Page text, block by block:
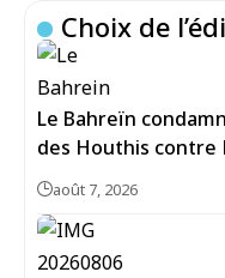
Choix de
Le Bahreïn
des Houthis contre
août 7, 2026